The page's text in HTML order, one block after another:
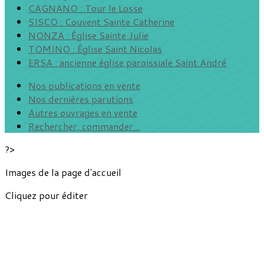
CAGNANO : Tour le Losse
SISCO : Couvent Sainte Catherine
NONZA : Église Sainte Julie
TOMINO : Église Saint Nicolas
ERSA : ancienne église paroissiale Saint André
Nos publications en vente
Nos dernières parutions
Autres ouvrages en vente
Rechercher, commander...
?>
Images de la page d'accueil
Cliquez pour éditer